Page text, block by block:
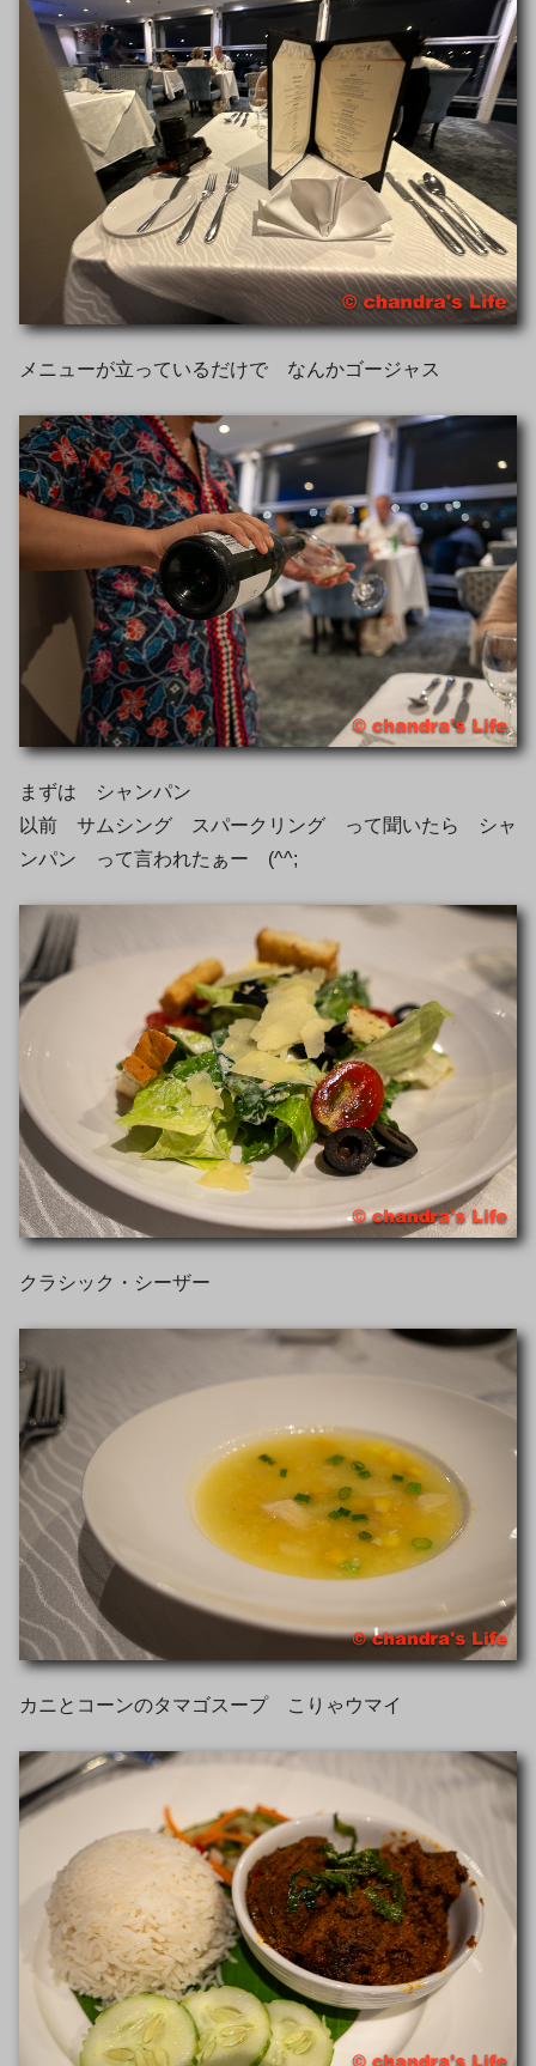
メニューが立っているだけで なんかゴージャス
まずは シャンパン
以前 サムシング スパークリング って聞いたら シャ
ンパン って言われたぁー (^^;
クラシック・シーザー
カニとコーンのタマゴスープ こりゃウマイ